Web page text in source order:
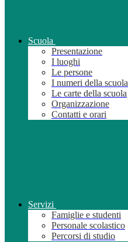
Scuola
Presentazione
I luoghi
Le persone
I numeri della scuola
Le carte della scuola
Organizzazione
Contatti e orari
Servizi
Famiglie e studenti
Personale scolastico
Percorsi di studio